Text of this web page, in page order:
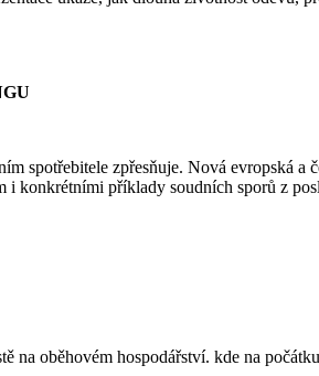
spotřebitele zpřesňuje. Nová evropská a
i konkrétními příklady soudních sporů z
na oběhovém hospodářství. kde na